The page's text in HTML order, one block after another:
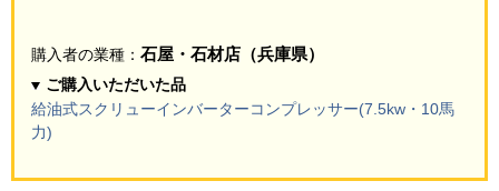
購入者の業種： 石屋・石材店（兵庫県）
ご購入いただいた品
給油式スクリューインバーターコンプレッサー(7.5kw・10馬
力)